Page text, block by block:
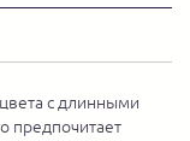
с длинными
предпочитает